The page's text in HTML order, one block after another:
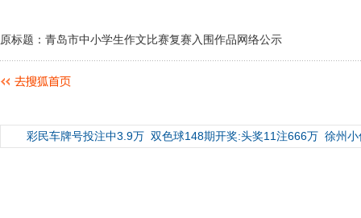
原标题：青岛市中小学生作文比赛复赛入围作品网络公示
彩民车牌号投注中3.9万 双色球148期开奖:头奖11注666万 徐州